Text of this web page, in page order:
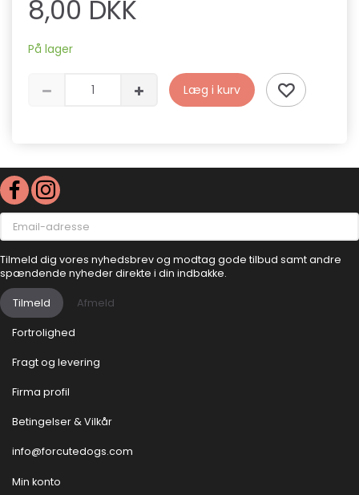
8,00 DKK
På lager
Læg i kurv
Email-
adresse
Tilmeld dig vores nyhedsbrev og modtag gode tilbud samt andre
spændende nyheder direkte i din indbakke.
Tilmeld Afmeld
Fortrolighed
Fragt og levering
Firma profil
Betingelser & Vilkår
info@forcutedogs.com
Min konto